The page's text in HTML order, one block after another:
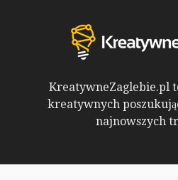
KreatywneZaglebie.pl
kreatywnych
najnowszych